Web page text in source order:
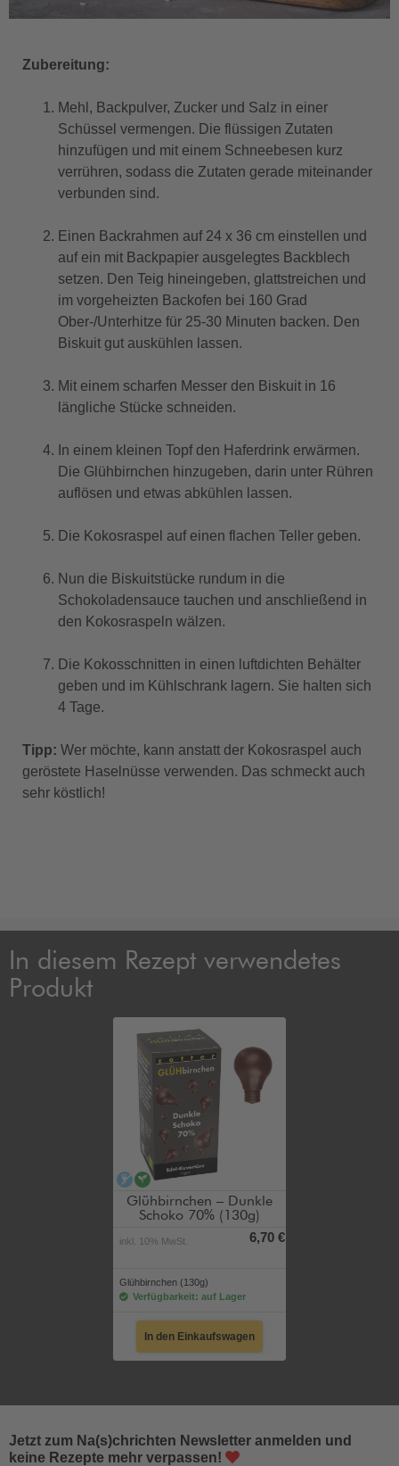
Zubereitung:
Mehl, Backpulver, Zucker und Salz in einer
Schüssel vermengen. Die flüssigen Zutaten
hinzufügen und mit einem Schneebesen kurz
verrühren, sodass die Zutaten gerade miteinander
verbunden sind.
Einen Backrahmen auf 24 x 36 cm einstellen und
auf ein mit Backpapier ausgelegtes Backblech
setzen. Den Teig hineingeben, glattstreichen und
im vorgeheizten Backofen bei 160 Grad
Ober-/Unterhitze für 25-30 Minuten backen. Den
Biskuit gut auskühlen lassen.
Mit einem scharfen Messer den Biskuit in 16
längliche Stücke schneiden.
In einem kleinen Topf den Haferdrink erwärmen.
Die Glühbirnchen hinzugeben, darin unter Rühren
auflösen und etwas abkühlen lassen.
Die Kokosraspel auf einen flachen Teller geben.
Nun die Biskuitstücke rundum in die
Schokoladensauce tauchen und anschließend in
den Kokosraspeln wälzen.
Die Kokosschnitten in einen luftdichten Behälter
geben und im Kühlschrank lagern. Sie halten sich
4 Tage.
Tipp: Wer möchte, kann anstatt der Kokosraspel auch
geröstete Haselnüsse verwenden. Das schmeckt auch
sehr köstlich!
In diesem Rezept verwendetes
Produkt
alkoholfrei
vegan
Glühbirnchen – Dunkle
Schoko 70% (130g)
inkl. 10% MwSt. 6,70 €
Glühbirnchen (130g)
Verfügbarkeit: auf Lager
In den Einkaufswagen
Jetzt zum Na(s)chrichten Newsletter anmelden und
keine Rezepte mehr verpassen!